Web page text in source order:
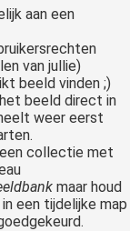
aan een
van jullie)
beeld vinden ;)
beeld direct in
weer eerst
collectie met
maar houd
een tijdelijke map